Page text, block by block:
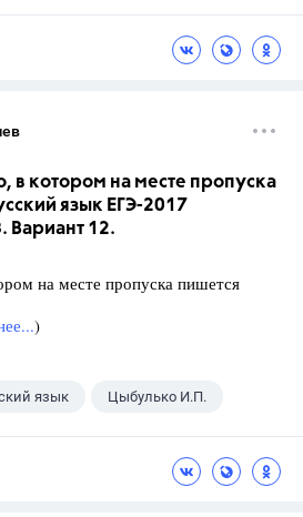
в котором на месте пропуска
язык ЕГЭ-2017
Вариант 12.
на месте пропуска пишется
)
язык Цыбулько И.П.